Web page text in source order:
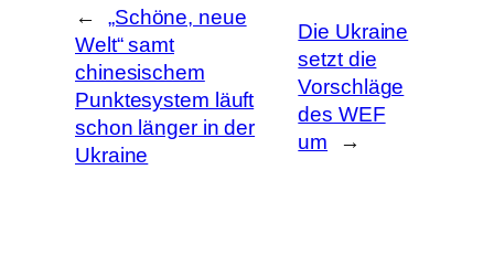
←
„Schöne, neue
Welt“ samt
chinesischem
Punktesystem läuft
schon länger in der
Ukraine
Die Ukraine
setzt die
Vorschläge
des WEF
um
→